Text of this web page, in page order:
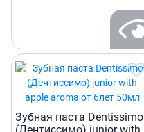
Зубная паста Dentissimo